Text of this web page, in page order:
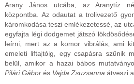
Arany János utcába, az Aranytíz
központba. Az odautat a trolivezető
káromkodása teszi emlékezetessé, az
egyfajta légi dodgemet játszó
leírni, mert az a komor vibrálás, ami
emeleti liftajtóig, egy csapásra szűnik
belül, amikor a hazai bábos
Pilári Gábor és Vajda Zsuzsanna átveszi